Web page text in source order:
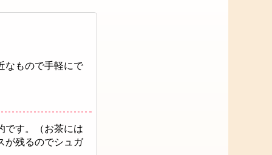
なもので手軽にで
です。（お茶には
が残るのでシュガ